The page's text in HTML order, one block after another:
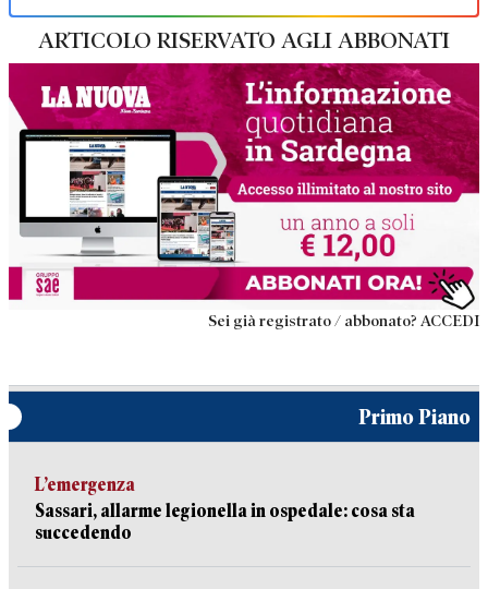
ARTICOLO RISERVATO AGLI ABBONATI
Sei già registrato / abbonato? ACCEDI
Primo Piano
L’emergenza
Sassari, allarme legionella in ospedale: cosa sta
succedendo